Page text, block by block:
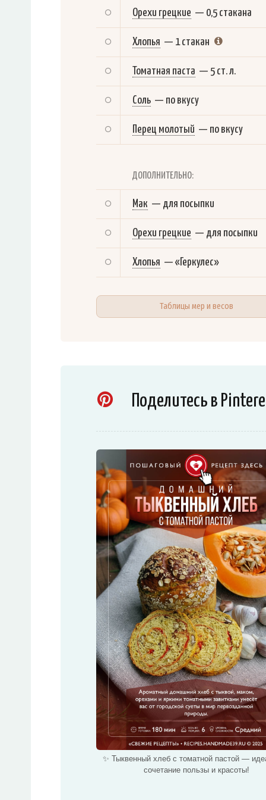
Орехи грецкие — 0,5 стакана
Хлопья — 1 стакан
Томатная паста — 5 ст. л.
Соль — по вкусу
Перец молотый — по вкусу
ДОПОЛНИТЕЛЬНО:
Мак — для посыпки
Орехи грецкие — для посыпки
Хлопья — «Геркулес»
Таблицы мер и весов
Поделитесь в
✨ Тыквенный хлеб с томатной пастой —
сочетание пользы и красоты!